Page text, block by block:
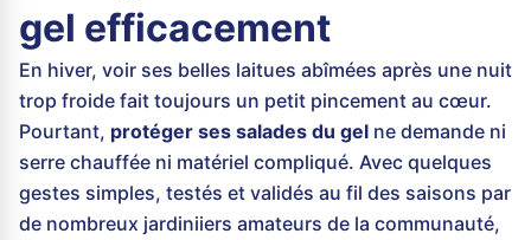
gel efficacement
En hiver, voir ses belles laitues abîmées après une nuit
trop froide fait toujours un petit pincement au cœur.
Pourtant, protéger ses salades du gel ne demande ni
serre chauffée ni matériel compliqué. Avec quelques
gestes simples, testés et validés au fil des saisons par
de nombreux jardiniiers amateurs de la communauté,